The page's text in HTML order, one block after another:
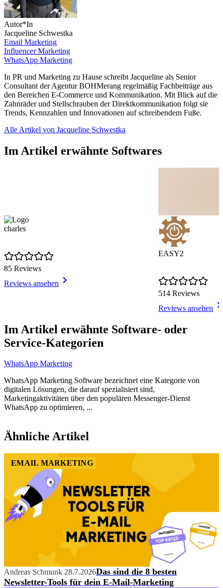
Autor*In
Jacqueline Schwestka
Email Marketing
Influencer Marketing
WhatsApp Marketing
In PR und Marketing zu Hause schreibt Jacqueline als Senior
Consultant der Agentur BOHMerang regelmäßig Fachbeiträge aus
den Bereichen E-Commerce und Kommunikation. Mit Blick auf die
Zahnräder und Stellschrauben der Direktkommunikation folgt sie
Trends, Kennzahlen und Innovationen auf schreibendem Fuße.
Alle Artikel von Jacqueline Schwestka
Im Artikel erwähnte Softwares
charles
85 Reviews
Reviews ansehen
EASY2
514 Reviews
Reviews ansehen
1
of
9
Im Artikel erwähnte Software- oder
Service-Kategorien
WhatsApp Marketing
WhatsApp Marketing Software bezeichnet eine Kategorie von
digitalen Lösungen, die darauf spezialisiert sind,
Marketingaktivitäten über den populären Messenger-Dienst
WhatsApp zu optimieren, ...
1
of
Ähnliche Artikel
EMAIL MARKETING
Andreas Schmunk 28.7.2026Das sind die 8 besten
Newsletter-Tools für dein E-Mail-Marketing